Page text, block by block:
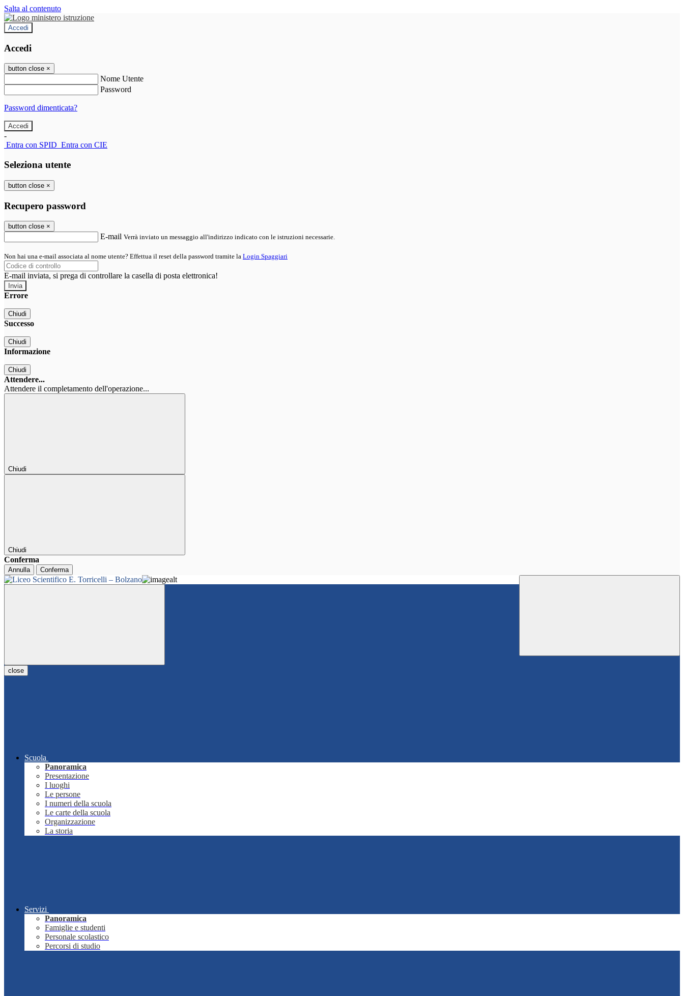
Salta al contenuto
Accedi
Accedi
button close ×
Nome Utente
Password
Password dimenticata?
-
Entra con SPID Entra con CIE
Seleziona utente
button close ×
Recupero password
button close ×
E-mail Verrà inviato un messaggio all'indirizzo indicato con le istruzioni necessarie.
Non hai una e-mail associata al nome utente? Effettua il reset della password tramite la Login Spaggiari
E-mail inviata, si prega di controllare la casella di posta elettronica!
Errore
Chiudi
Successo
Chiudi
Informazione
Chiudi
Attendere...
Attendere il completamento dell'operazione...
Chiudi
Chiudi
Conferma
Annulla Conferma
close
Scuola
Panoramica
Presentazione
I luoghi
Le persone
I numeri della scuola
Le carte della scuola
Organizzazione
La storia
Servizi
Panoramica
Famiglie e studenti
Personale scolastico
Percorsi di studio